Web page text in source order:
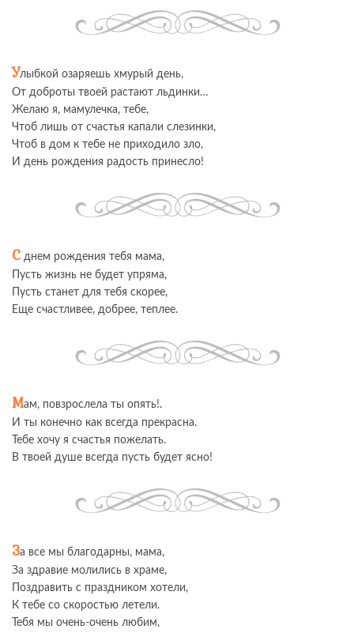
Улыбкой озаряешь хмурый день,
От доброты твоей растают льдинки…
Желаю я, мамулечка, тебе,
Чтоб лишь от счастья капали слезинки,
Чтоб в дом к тебе не приходило зло,
И день рождения радость принесло!
С днем рождения тебя мама,
Пусть жизнь не будет упряма,
Пусть станет для тебя скорее,
Еще счастливее, добрее, теплее.
Мам, повзрослела ты опять!.
И ты конечно как всегда прекрасна.
Тебе хочу я счастья пожелать.
В твоей душе всегда пусть будет ясно!
За все мы благодарны, мама,
За здравие молились в храме,
Поздравить с праздником хотели,
К тебе со скоростью летели.
Тебя мы очень-очень любим,